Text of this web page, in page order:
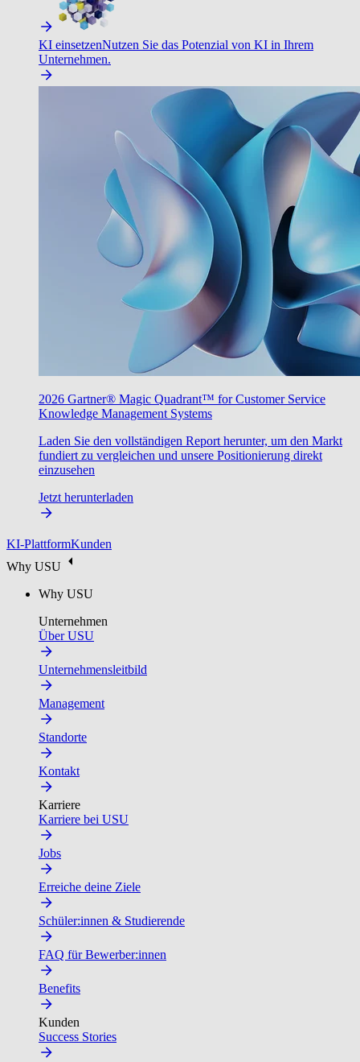
KI einsetzenNutzen Sie das Potenzial von KI in Ihrem
Unternehmen.
2026 Gartner® Magic Quadrant™ for Customer Service
Knowledge Management Systems
Laden Sie den vollständigen Report herunter, um den Markt
fundiert zu vergleichen und unsere Positionierung direkt
einzusehen
Jetzt herunterladen
KI-PlattformKunden
Why USU
Why USU
Unternehmen
Über USU
Unternehmensleitbild
Management
Standorte
Kontakt
Karriere
Karriere bei USU
Jobs
Erreiche deine Ziele
Schüler:innen & Studierende
FAQ für Bewerber:innen
Benefits
Kunden
Success Stories